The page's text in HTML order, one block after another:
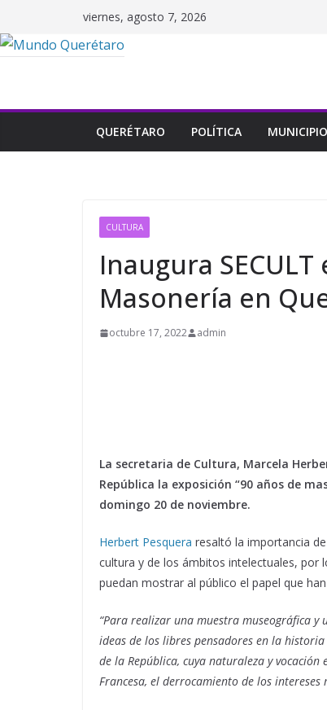
al
contenido
viernes, agosto 7, 2026
QUERÉTARO POLÍTICA
CULTURA
Inaugura
Masonería en
octubre 17, 2022 admin
La secretaria de Cultura, Marcela
República la exposición “90 años de
domingo 20 de noviembre.
Herbert Pesquera resaltó la importancia
cultura y de los ámbitos intelectuales, por
puedan mostrar al público el papel que
“Para realizar una muestra museográfica
ideas de los libres pensadores en la
de la República, cuya naturaleza y
Francesa, el derrocamiento de los